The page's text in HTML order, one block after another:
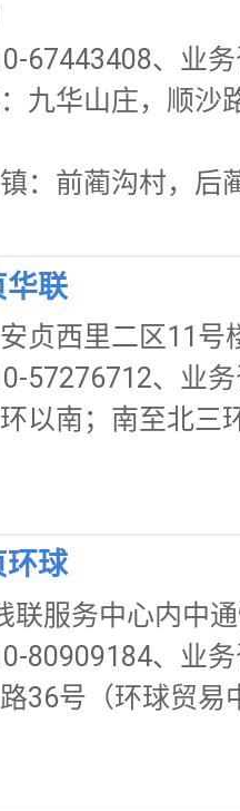
67443408、业
九华山庄，顺沙
：前蔺沟村，后
华联
贞西里二区11号
57276712、业
以南；南至北三
环球
联服务中心内中
80909184、业
36号（环球贸